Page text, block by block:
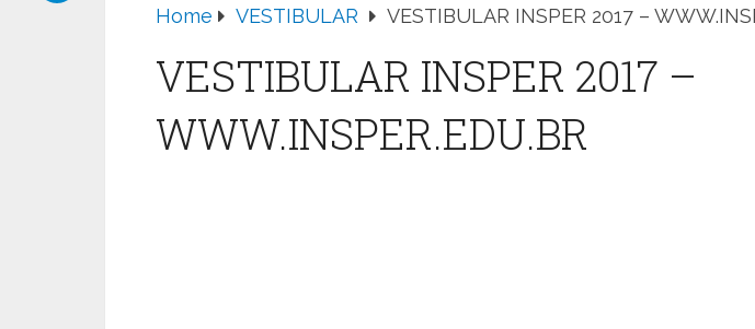
Home VESTIBULAR VESTIBULAR INSPER 2017 –
VESTIBULAR INSPER 2017 –
WWW.INSPER.EDU.BR